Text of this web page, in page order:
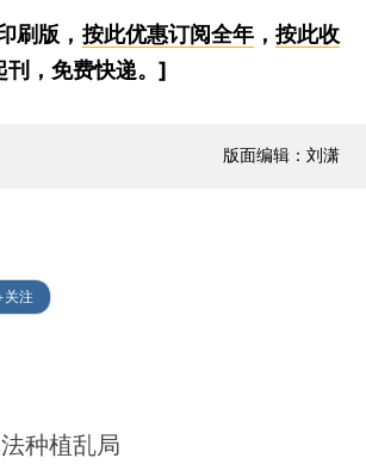
刷版， 按此优惠订阅全年， 按此收
刊，免费快递。]
版面编辑：刘潇
关注
种植乱局